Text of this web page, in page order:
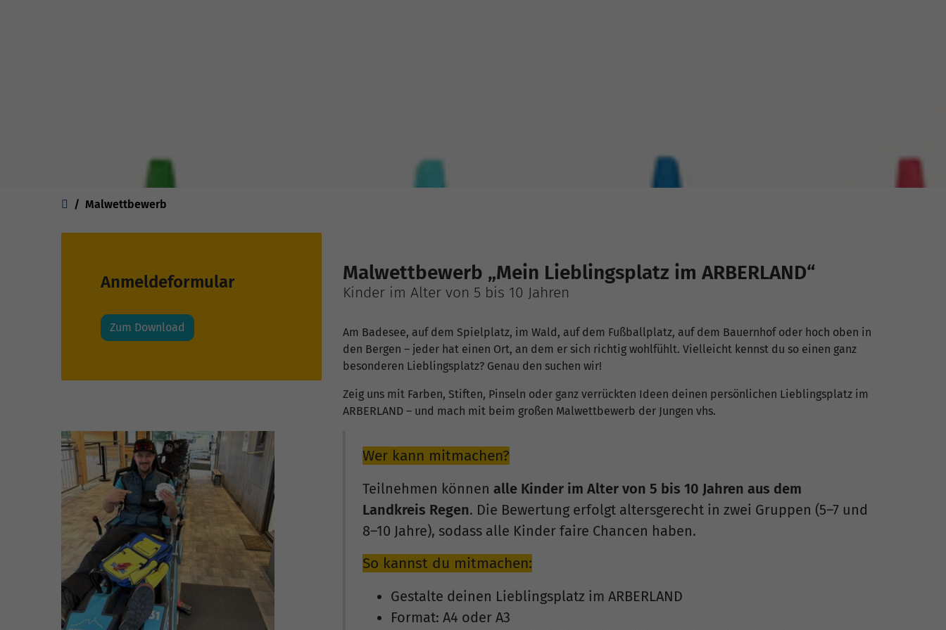
Malwettbewerb
Malwettbewerb „Mein Lieblingsplatz im ARBERLAND“
Kinder im Alter von 5 bis 10 Jahren
Am Badesee, auf dem Spielplatz, im Wald, auf dem Fußballplatz, auf dem Bauernhof oder hoch oben in
den Bergen – jeder hat einen Ort, an dem er sich richtig wohlfühlt. Vielleicht kennst du so einen ganz
besonderen Lieblingsplatz? Genau den suchen wir!
Zeig uns mit Farben, Stiften, Pinseln oder ganz verrückten Ideen deinen persönlichen Lieblingsplatz im
ARBERLAND – und mach mit beim großen Malwettbewerb der Jungen vhs.
Wer kann mitmachen?
Teilnehmen können alle Kinder im Alter von 5 bis 10 Jahren aus dem
Landkreis Regen. Die Bewertung erfolgt altersgerecht in zwei Gruppen (5–7 und
8–10 Jahre), sodass alle Kinder faire Chancen haben.
So kannst du mitmachen:
Gestalte deinen Lieblingsplatz im ARBERLAND
Format: A4 oder A3
Anmeldeformular
Zum Download